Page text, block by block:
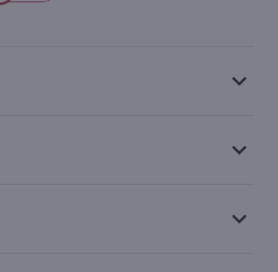
keyboard_arrow_down
keyboard_arrow_down
keyboard_arrow_down